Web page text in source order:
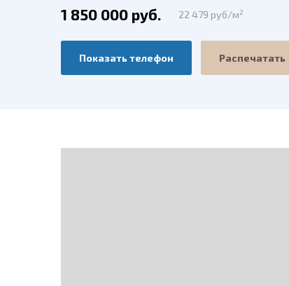
1 850 000 руб. 22 479 руб/м2
Показать телефон Распечатать